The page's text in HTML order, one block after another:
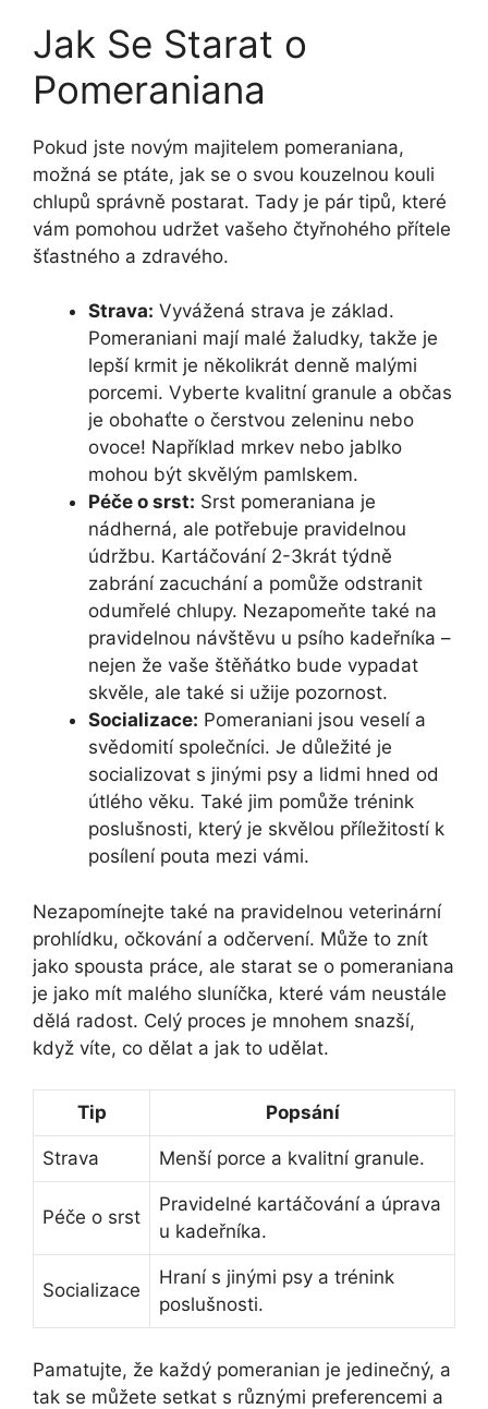
Jak Se Starat o
Pomeraniana
Pokud jste novým majitelem pomeraniana,
možná se ptáte, jak se o svou kouzelnou kouli
chlupů správně postarat. Tady je pár tipů, které
vám pomohou udržet vašeho čtyřnohého přítele
šťastného a zdravého.
Strava: Vyvážená strava je základ.
Pomeraniani mají malé žaludky, takže je
lepší krmit je několikrát denně malými
porcemi. Vyberte kvalitní granule a občas
je obohaťte o čerstvou zeleninu nebo
ovoce! Například mrkev nebo jablko
mohou být skvělým pamlskem.
Péče o srst: Srst pomeraniana je
nádherná, ale potřebuje pravidelnou
údržbu. Kartáčování 2-3krát týdně
zabrání zacuchání a pomůže odstranit
odumřelé chlupy. Nezapomeňte také na
pravidelnou návštěvu u psího kadeřníka –
nejen že vaše štěňátko bude vypadat
skvěle, ale také si užije pozornost.
Socializace: Pomeraniani jsou veselí a
svědomití společníci. Je důležité je
socializovat s jinými psy a lidmi hned od
útlého věku. Také jim pomůže trénink
poslušnosti, který je skvělou příležitostí k
posílení pouta mezi vámi.
Nezapomínejte také na pravidelnou veterinární
prohlídku, očkování a odčervení. Může to znít
jako spousta práce, ale starat se o pomeraniana
je jako mít malého sluníčka, které vám neustále
dělá radost. Celý proces je mnohem snazší,
když víte, co dělat a jak to udělat.
Tip Popsání
Strava Menší porce a kvalitní granule.
Péče o srst
Pravidelné kartáčování a úprava
u kadeřníka.
Socializace
Hraní s jinými psy a trénink
poslušnosti.
Pamatujte, že každý pomeranian je jedinečný, a
tak se můžete setkat s různými preferencemi a